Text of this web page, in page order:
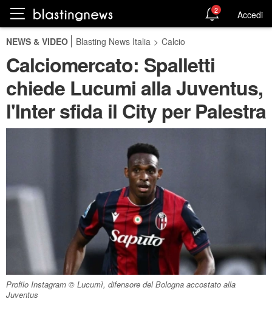
2 Accedi
NEWS & VIDEO Blasting News Italia > Calcio
Calciomercato: Spalletti
chiede Lucumi alla Juventus,
l'Inter sfida il City per Palestra
Profilo Instagram © Lucumì, difensore del Bologna accostato alla
Juventus